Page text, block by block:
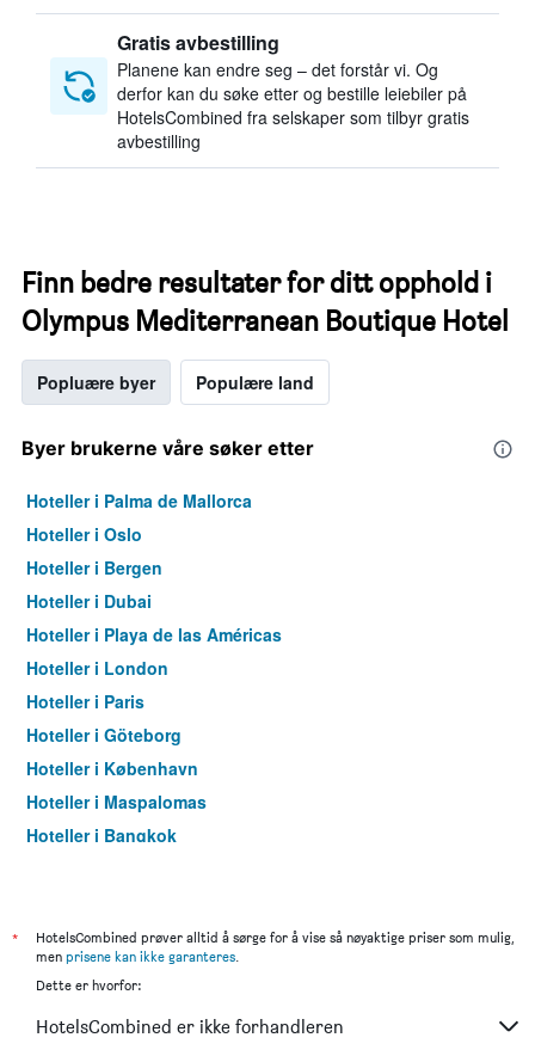
Gratis avbestilling
Planene kan endre seg – det forstår vi. Og
derfor kan du søke etter og bestille leiebiler på
HotelsCombined fra selskaper som tilbyr gratis
avbestilling
Finn bedre resultater for ditt opphold i
Olympus Mediterranean Boutique Hotel
Popluære byer Populære land
Byer brukerne våre søker etter
Hoteller i Palma de Mallorca
Hoteller i Oslo
Hoteller i Bergen
Hoteller i Dubai
Hoteller i Playa de las Américas
Hoteller i London
Hoteller i Paris
Hoteller i Göteborg
Hoteller i København
Hoteller i Maspalomas
Hoteller i Bangkok
*
HotelsCombined prøver alltid å sørge for å vise så nøyaktige priser som mulig,
men prisene kan ikke garanteres.
Dette er hvorfor:
HotelsCombined er ikke forhandleren